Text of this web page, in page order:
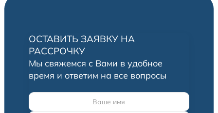
ОСТАВИТЬ ЗАЯВКУ НА
РАССРОЧКУ
Мы свяжемся с Вами в удобное
время и ответим на все вопросы